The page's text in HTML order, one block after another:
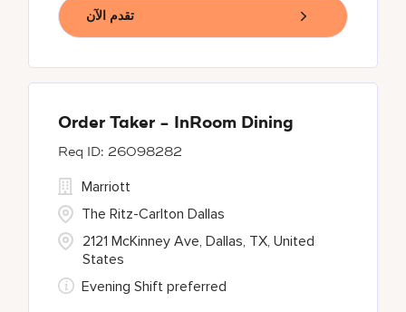
تقدم الآن
Order Taker - InRoom Dining
26098282
2121 McKinney Ave, Dallas, TX, United
States
Marriott
The Ritz-Carlton Dallas
Evening Shift preferred